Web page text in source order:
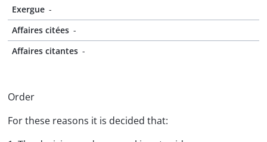
Exergue -
Affaires citées -
Affaires citantes -
Order
For these reasons it is decided that: